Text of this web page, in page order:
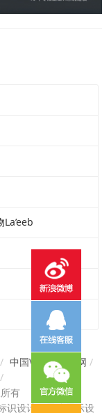
/ 中国VI设计知识网 /
/
有
识设计、展览展示设